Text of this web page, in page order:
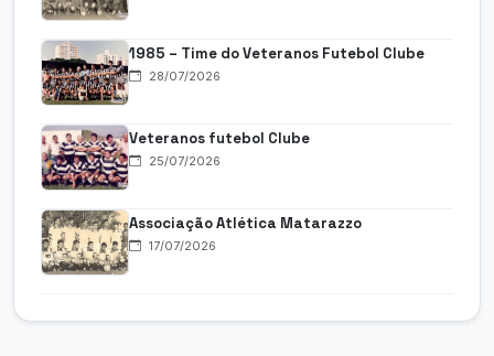
1985 – Time do Veteranos Futebol Clube
28/07/2026
Veteranos futebol Clube
25/07/2026
Associação Atlética Matarazzo
17/07/2026